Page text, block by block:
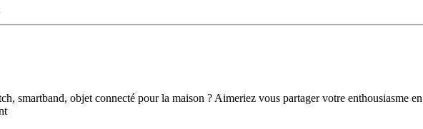
smartband, objet connecté pour la maison ? Aimeriez vous partager votre enthousiasme